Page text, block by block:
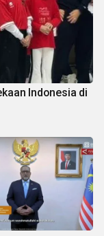
Indonesia di